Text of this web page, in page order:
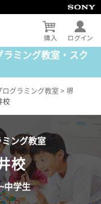
ラミング教室・スク
ログラミング教室 > 堺
校
ング教室
校
中学生